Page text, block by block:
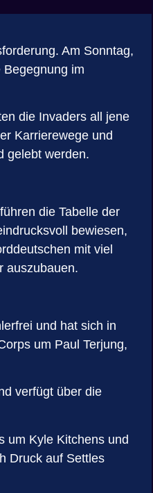
Am Sonntag,
im
die Invaders all jene
Karrierewege und
gelebt werden.
die Tabelle der
bewiesen,
mit viel
auszubauen.
und hat sich in
um Paul Terjung,
verfügt über die
um Kyle Kitchens und
Druck auf Settles